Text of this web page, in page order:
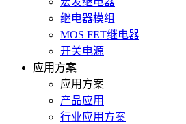
继电器模组
MOS FET继电器
开关电源
应用方案
应用方案
产品应用
行业应用方案